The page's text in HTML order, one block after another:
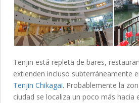
Tenjin está repleta de bares,
extienden incluso subterráneamente
Tenjin Chikagai. Probablemente la
ciudad se localiza un poco más hacia